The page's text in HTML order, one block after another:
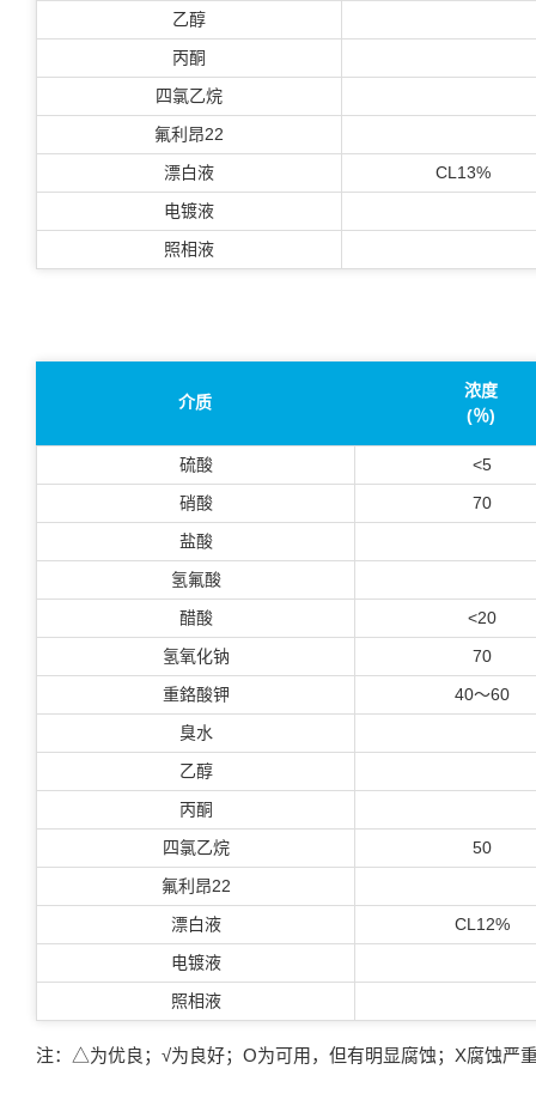
乙醇
丙酮
四氯乙烷
氟利昂22
漂白液
CL13%
电镀液
照相液
介质
浓度
(％)
硫酸
<5
硝酸
70
盐酸
氢氟酸
醋酸
<20
氢氧化钠
70
重鉻酸钾
40～60
臭水
乙醇
丙酮
四氯乙烷
50
氟利昂22
漂白液
CL12%
电镀液
照相液
注：△为优良；√为良好；Ο为可用，但有明显腐蚀；Χ腐蚀严